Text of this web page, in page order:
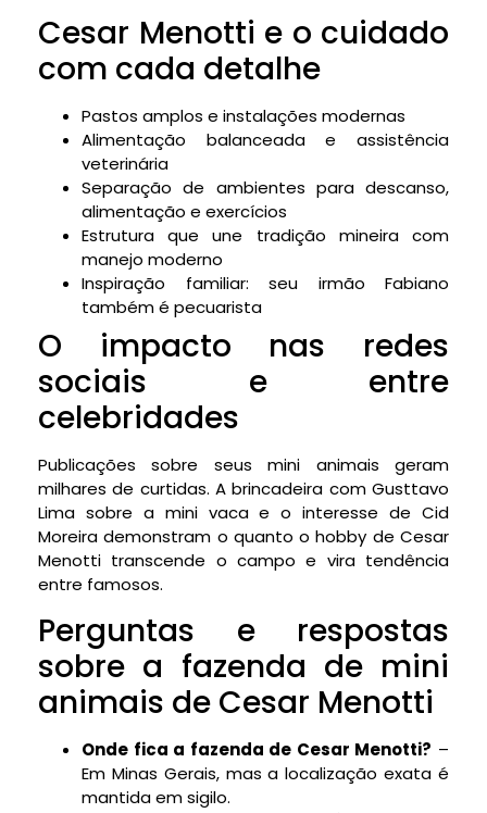
Cesar Menotti e o cuidado
com cada detalhe
Pastos amplos e instalações modernas
Alimentação balanceada e assistência
veterinária
Separação de ambientes para descanso,
alimentação e exercícios
Estrutura que une tradição mineira com
manejo moderno
Inspiração familiar: seu irmão Fabiano
também é pecuarista
O impacto nas redes
sociais e entre
celebridades
Publicações sobre seus mini animais geram
milhares de curtidas. A brincadeira com Gusttavo
Lima sobre a mini vaca e o interesse de Cid
Moreira demonstram o quanto o hobby de Cesar
Menotti transcende o campo e vira tendência
entre famosos.
Perguntas e respostas
sobre a fazenda de mini
animais de Cesar Menotti
Onde fica a fazenda de Cesar Menotti? –
Em Minas Gerais, mas a localização exata é
mantida em sigilo.